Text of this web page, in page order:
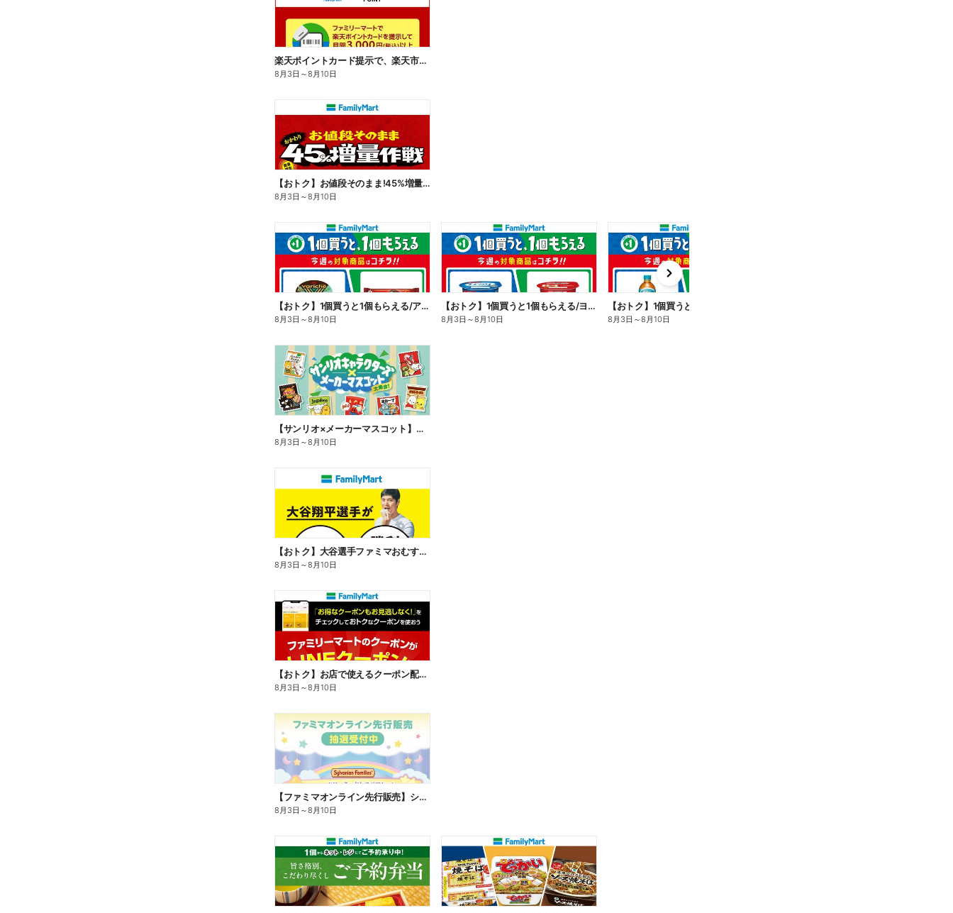
楽天ポイントカード提示で、楽天市場でのお買い物がおトクに!
8月3日 ～8月10日
【おトク】お値段そのまま!45%増量作戦!
8月3日 ～8月10日
【おトク】1個買うと1個もらえる/アイス
8月3日 ～8月10日
【おトク】1個買うと1個もらえる/ヨーグルト
8月3日 ～8月10日
【おトク】1個買うと1個もらえる/麦茶
8月3日 ～8月10日
e
x
t
【サンリオ×メーカーマスコット】オリジナルグッズ貰える!
8月3日 ～8月10日
【おトク】大谷選手ファミマおむすび割
8月3日 ～8月10日
【おトク】お店で使えるクーポン配信中
8月3日 ～8月10日
【ファミマオンライン先行販売】シルバニアファミリー
8月3日 ～8月10日